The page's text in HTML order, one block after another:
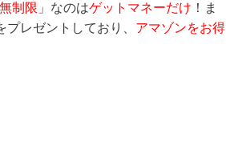
無制限 」なのはゲットマネーだけ ！ま
レゼントしており、 アマゾンをお得